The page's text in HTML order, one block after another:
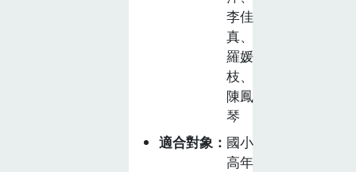
學生自主學習與
閱讀教育，從探
索網購年菜的食
品成分，來反思
健康安全的飲食
消費與綠色飲食
消費的關係。2.
常照顧母雞的方
式。2.認識母雞
的營養學，並學
習如何幫母雞調
製營養均衡的飼
料。3.瞭解母雞
保養與消毒維護
李佳
真、
羅媛
枝、
陳鳳
琴
適合對象
國小
高年